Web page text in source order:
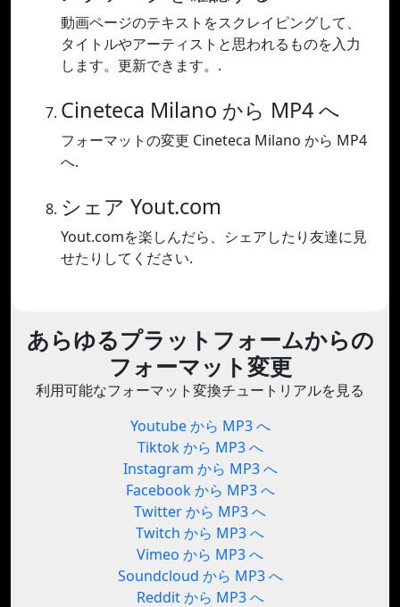
動画ページのテキストをスクレイピングして、
タイトルやアーティストと思われるものを入力
します。更新できます。.
Cineteca Milano から MP4 へ
フォーマットの変更 Cineteca Milano から MP4
へ.
シェア Yout.com
Yout.comを楽しんだら、シェアしたり友達に見
せたりしてください.
あらゆるプラットフォームからの
フォーマット変更
利用可能なフォーマット変換チュートリアルを見る
Youtube から MP3 へ
Tiktok から MP3 へ
Instagram から MP3 へ
Facebook から MP3 へ
Twitter から MP3 へ
Twitch から MP3 へ
Vimeo から MP3 へ
Soundcloud から MP3 へ
Reddit から MP3 へ